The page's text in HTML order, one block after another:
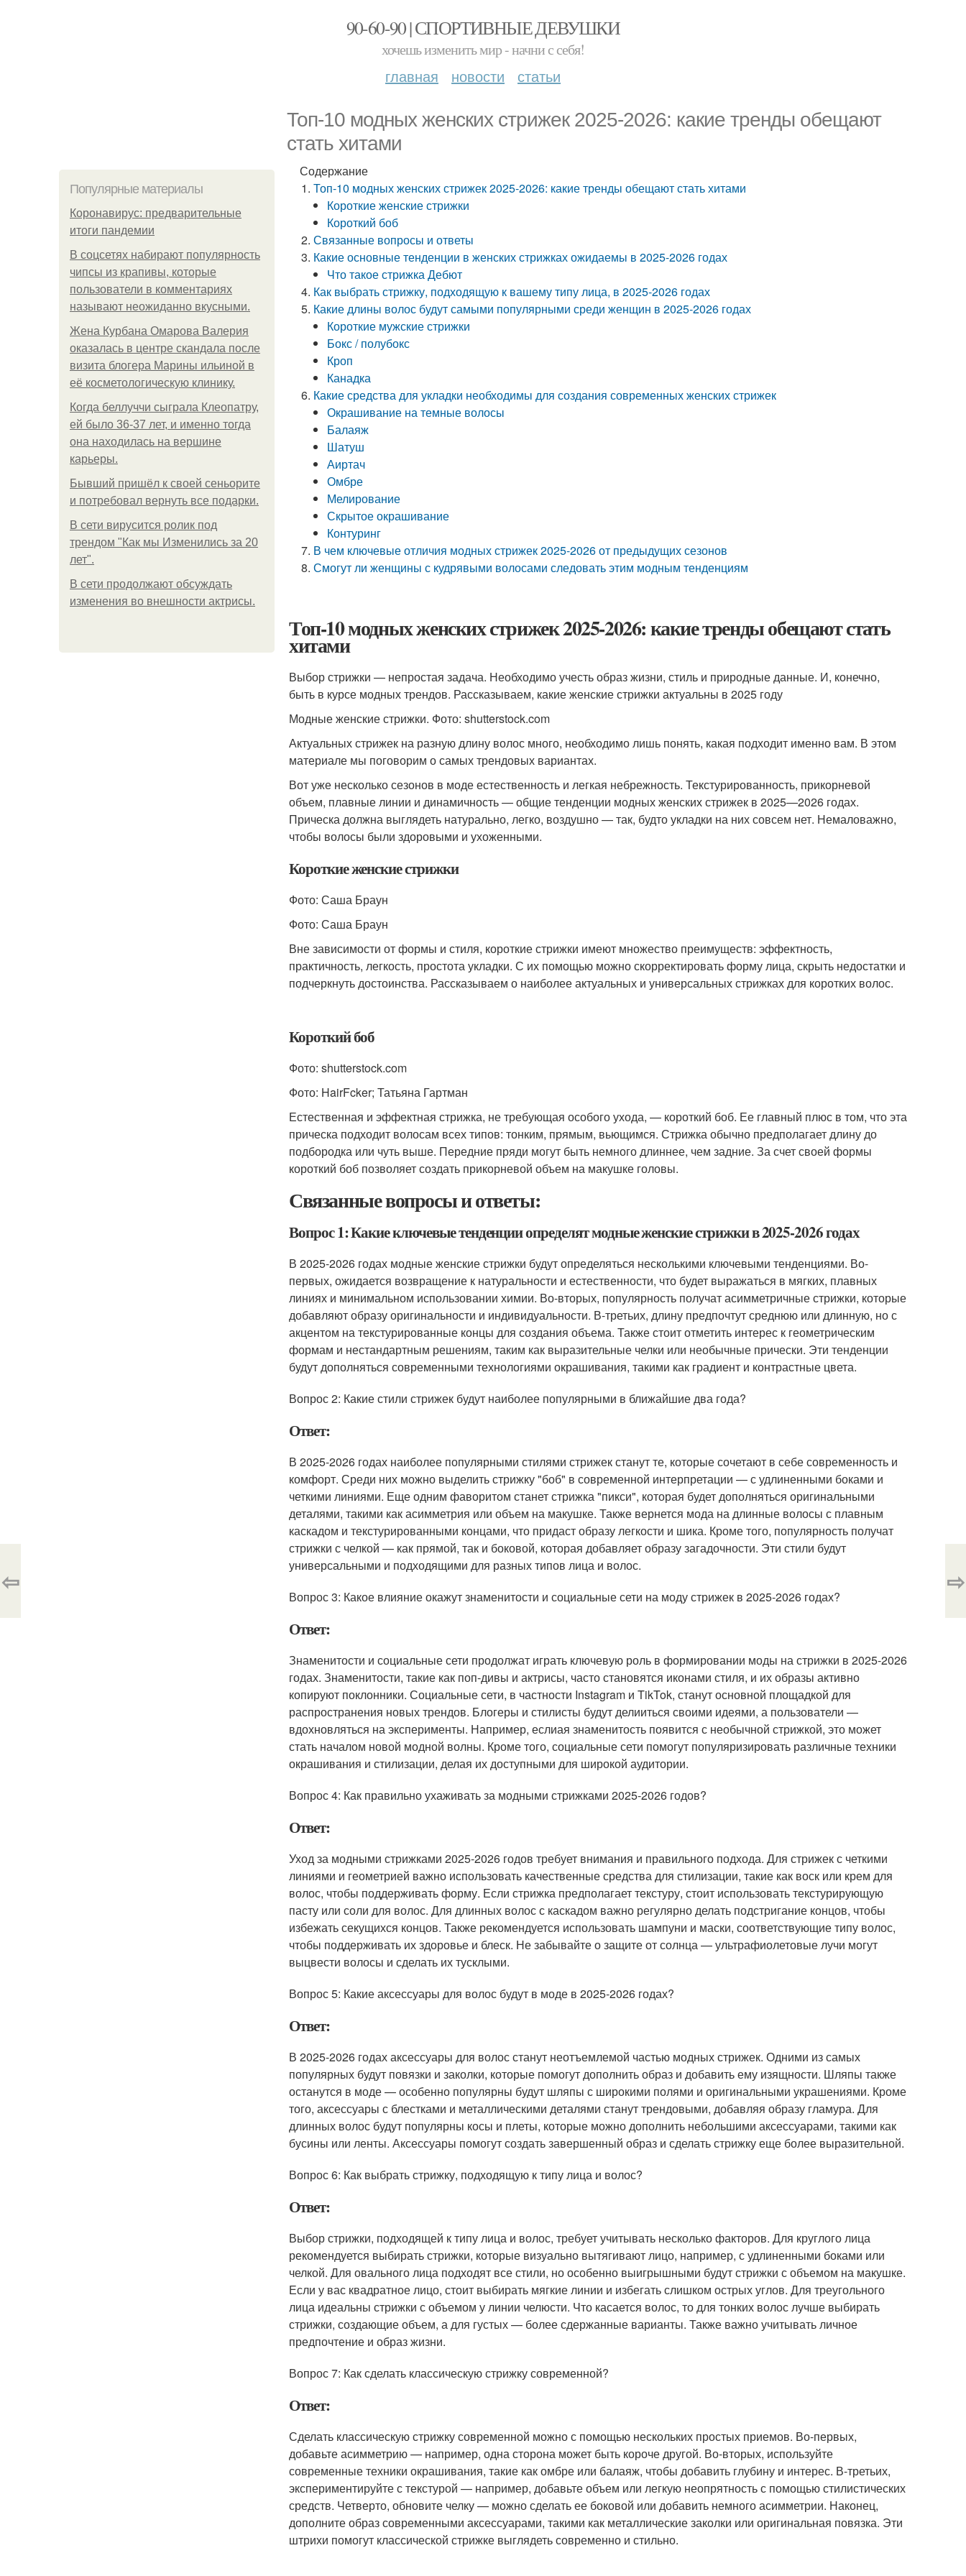
90-60-90 | СПОРТИВНЫЕ ДЕВУШКИ
хочешь изменить мир - начни с себя!
главная новости статьи
Топ-10 модных женских стрижек 2025-2026: какие тренды обещают
стать хитами
Популярные материалы
Коронавирус: предварительные
итоги пандемии
В соцсетях набирают популярность
чипсы из крапивы, которые
пользователи в комментариях
называют неожиданно вкусными.
Жена Курбана Омарова Валерия
оказалась в центре скандала после
визита блогера Марины ильиной в
её косметологическую клинику.
Когда беллуччи сыграла Клеопатру,
ей было 36-37 лет, и именно тогда
она находилась на вершине
карьеры.
Бывший пришёл к своей сеньорите
и потребовал вернуть все подарки.
В сети вирусится ролик под
трендом "Как мы Изменились за 20
лет".
В сети продолжают обсуждать
изменения во внешности актрисы.
Содержание
Топ-10 модных женских стрижек 2025-2026: какие тренды обещают стать хитами
Короткие женские стрижки
Короткий боб
Связанные вопросы и ответы
Какие основные тенденции в женских стрижках ожидаемы в 2025-2026 годах
Что такое стрижка Дебют
Как выбрать стрижку, подходящую к вашему типу лица, в 2025-2026 годах
Какие длины волос будут самыми популярными среди женщин в 2025-2026 годах
Короткие мужские стрижки
Бокс / полубокс
Кроп
Канадка
Какие средства для укладки необходимы для создания современных женских стрижек
Окрашивание на темные волосы
Балаяж
Шатуш
Аиртач
Омбре
Мелирование
Скрытое окрашивание
Контуринг
В чем ключевые отличия модных стрижек 2025-2026 от предыдущих сезонов
Смогут ли женщины с кудрявыми волосами следовать этим модным тенденциям
Топ-10 модных женских стрижек 2025-2026: какие тренды обещают стать
хитами
Выбор стрижки — непростая задача. Необходимо учесть образ жизни, стиль и природные данные. И, конечно,
быть в курсе модных трендов. Рассказываем, какие женские стрижки актуальны в 2025 году
Модные женские стрижки. Фото: shutterstock.com
Актуальных стрижек на разную длину волос много, необходимо лишь понять, какая подходит именно вам. В этом
материале мы поговорим о самых трендовых вариантах.
Вот уже несколько сезонов в моде естественность и легкая небрежность. Текстурированность, прикорневой
объем, плавные линии и динамичность — общие тенденции модных женских стрижек в 2025—2026 годах.
Прическа должна выглядеть натурально, легко, воздушно — так, будто укладки на них совсем нет. Немаловажно,
чтобы волосы были здоровыми и ухоженными.
Короткие женские стрижки
Фото: Саша Браун
Фото: Саша Браун
Вне зависимости от формы и стиля, короткие стрижки имеют множество преимуществ: эффектность,
практичность, легкость, простота укладки. С их помощью можно скорректировать форму лица, скрыть недостатки и
подчеркнуть достоинства. Рассказываем о наиболее актуальных и универсальных стрижках для коротких волос.
Короткий боб
Фото: shutterstock.com
Фото: HairFcker; Татьяна Гартман
Естественная и эффектная стрижка, не требующая особого ухода, — короткий боб. Ее главный плюс в том, что эта
прическа подходит волосам всех типов: тонким, прямым, вьющимся. Стрижка обычно предполагает длину до
подбородка или чуть выше. Передние пряди могут быть немного длиннее, чем задние. За счет своей формы
короткий боб позволяет создать прикорневой объем на макушке головы.
Связанные вопросы и ответы:
Вопрос 1: Какие ключевые тенденции определят модные женские стрижки в 2025-2026 годах
В 2025-2026 годах модные женские стрижки будут определяться несколькими ключевыми тенденциями. Во-
первых, ожидается возвращение к натуральности и естественности, что будет выражаться в мягких, плавных
линиях и минимальном использовании химии. Во-вторых, популярность получат асимметричные стрижки, которые
добавляют образу оригинальности и индивидуальности. В-третьих, длину предпочтут среднюю или длинную, но с
акцентом на текстурированные концы для создания объема. Также стоит отметить интерес к геометрическим
формам и нестандартным решениям, таким как выразительные челки или необычные прически. Эти тенденции
будут дополняться современными технологиями окрашивания, такими как градиент и контрастные цвета.
Вопрос 2: Какие стили стрижек будут наиболее популярными в ближайшие два года?
Ответ:
В 2025-2026 годах наиболее популярными стилями стрижек станут те, которые сочетают в себе современность и
комфорт. Среди них можно выделить стрижку "боб" в современной интерпретации — с удлиненными боками и
четкими линиями. Еще одним фаворитом станет стрижка "пикси", которая будет дополняться оригинальными
деталями, такими как асимметрия или объем на макушке. Также вернется мода на длинные волосы с плавным
каскадом и текстурированными концами, что придаст образу легкости и шика. Кроме того, популярность получат
стрижки с челкой — как прямой, так и боковой, которая добавляет образу загадочности. Эти стили будут
универсальными и подходящими для разных типов лица и волос.
Вопрос 3: Какое влияние окажут знаменитости и социальные сети на моду стрижек в 2025-2026 годах?
Ответ:
Знаменитости и социальные сети продолжат играть ключевую роль в формировании моды на стрижки в 2025-2026
годах. Знаменитости, такие как поп-дивы и актрисы, часто становятся иконами стиля, и их образы активно
копируют поклонники. Социальные сети, в частности Instagram и TikTok, станут основной площадкой для
распространения новых трендов. Блогеры и стилисты будут делииться своими идеями, а пользователи —
вдохновляться на эксперименты. Например, еслиая знаменитость появится с необычной стрижкой, это может
стать началом новой модной волны. Кроме того, социальные сети помогут популяризировать различные техники
окрашивания и стилизации, делая их доступными для широкой аудитории.
Вопрос 4: Как правильно ухаживать за модными стрижками 2025-2026 годов?
Ответ:
Уход за модными стрижками 2025-2026 годов требует внимания и правильного подхода. Для стрижек с четкими
линиями и геометрией важно использовать качественные средства для стилизации, такие как воск или крем для
волос, чтобы поддерживать форму. Если стрижка предполагает текстуру, стоит использовать текстурирующую
пасту или соли для волос. Для длинных волос с каскадом важно регулярно делать подстригание концов, чтобы
избежать секущихся концов. Также рекомендуется использовать шампуни и маски, соответствующие типу волос,
чтобы поддерживать их здоровье и блеск. Не забывайте о защите от солнца — ультрафиолетовые лучи могут
выцвести волосы и сделать их тусклыми.
Вопрос 5: Какие аксессуары для волос будут в моде в 2025-2026 годах?
Ответ:
В 2025-2026 годах аксессуары для волос станут неотъемлемой частью модных стрижек. Одними из самых
популярных будут повязки и заколки, которые помогут дополнить образ и добавить ему изящности. Шляпы также
останутся в моде — особенно популярны будут шляпы с широкими полями и оригинальными украшениями. Кроме
того, аксессуары с блестками и металлическими деталями станут трендовыми, добавляя образу гламура. Для
длинных волос будут популярны косы и плеты, которые можно дополнить небольшими аксессуарами, такими как
бусины или ленты. Аксессуары помогут создать завершенный образ и сделать стрижку еще более выразительной.
Вопрос 6: Как выбрать стрижку, подходящую к типу лица и волос?
Ответ:
Выбор стрижки, подходящей к типу лица и волос, требует учитывать несколько факторов. Для круглого лица
рекомендуется выбирать стрижки, которые визуально вытягивают лицо, например, с удлиненными боками или
челкой. Для овального лица подходят все стили, но особенно выигрышными будут стрижки с объемом на макушке.
Если у вас квадратное лицо, стоит выбирать мягкие линии и избегать слишком острых углов. Для треугольного
лица идеальны стрижки с объемом у линии челюсти. Что касается волос, то для тонких волос лучше выбирать
стрижки, создающие объем, а для густых — более сдержанные варианты. Также важно учитывать личное
предпочтение и образ жизни.
Вопрос 7: Как сделать классическую стрижку современной?
Ответ:
Сделать классическую стрижку современной можно с помощью нескольких простых приемов. Во-первых,
добавьте асимметрию — например, одна сторона может быть короче другой. Во-вторых, используйте
современные техники окрашивания, такие как омбре или балаяж, чтобы добавить глубину и интерес. В-третьих,
экспериментируйте с текстурой — например, добавьте объем или легкую неопрятность с помощью стилистических
средств. Четверто, обновите челку — можно сделать ее боковой или добавить немного асимметрии. Наконец,
дополните образ современными аксессуарами, такими как металлические заколки или оригинальная повязка. Эти
штрихи помогут классической стрижке выглядеть современно и стильно.
⇦ ⇨